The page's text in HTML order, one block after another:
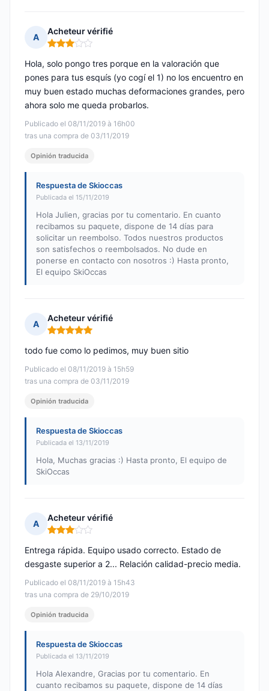
A
Acheteur vérifié
Nota: 3 de 5
Publicado el 08/11/2019 à 16h00
tras una compra de 03/11/2019
Hola, solo pongo tres porque en la valoración que
pones para tus esquís (yo cogí el 1) no los encuentro en
muy buen estado muchas deformaciones grandes, pero
ahora solo me queda probarlos.
Opinión traducida
Respuesta de Skioccas
Publicada el 15/11/2019
Hola Julien, gracias por tu comentario. En cuanto
recibamos su paquete, dispone de 14 días para
solicitar un reembolso. Todos nuestros productos
son satisfechos o reembolsados. No dude en
ponerse en contacto con nosotros :) Hasta pronto,
El equipo SkiOccas
A
Acheteur vérifié
Nota: 5 de 5
Publicado el 08/11/2019 à 15h59
tras una compra de 03/11/2019
todo fue como lo pedimos, muy buen sitio
Opinión traducida
Respuesta de Skioccas
Publicada el 13/11/2019
Hola, Muchas gracias :) Hasta pronto, El equipo de
SkiOccas
A
Acheteur vérifié
Nota: 3 de 5
Publicado el 08/11/2019 à 15h43
tras una compra de 29/10/2019
Entrega rápida. Equipo usado correcto. Estado de
desgaste superior a 2... Relación calidad-precio media.
Opinión traducida
Respuesta de Skioccas
Publicada el 13/11/2019
Hola Alexandre, Gracias por tu comentario. En
cuanto recibamos su paquete, dispone de 14 días